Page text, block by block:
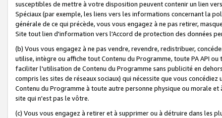
susceptibles de mettre à votre disposition peuvent contenir un lien
Spéciaux (par exemple, les liens vers les informations concernant la
générale de ce qui précède, vous vous engagez à ne pas retirer,
Site tout lien d'information vers l'Accord de protection des données
(b) Vous vous engagez à ne pas vendre, revendre, redistribuer,
utilise, intègre ou affiche tout Contenu du Programme, toute PA API
faciliter l'utilisation de Contenu du Programme sans publicité en
compris les sites de réseaux sociaux) qui nécessite que vous
Contenu du Programme à toute autre personne physique ou morale
site qui n'est pas le vôtre.
(c) Vous vous engagez à retirer et à supprimer ou à détruire dans les